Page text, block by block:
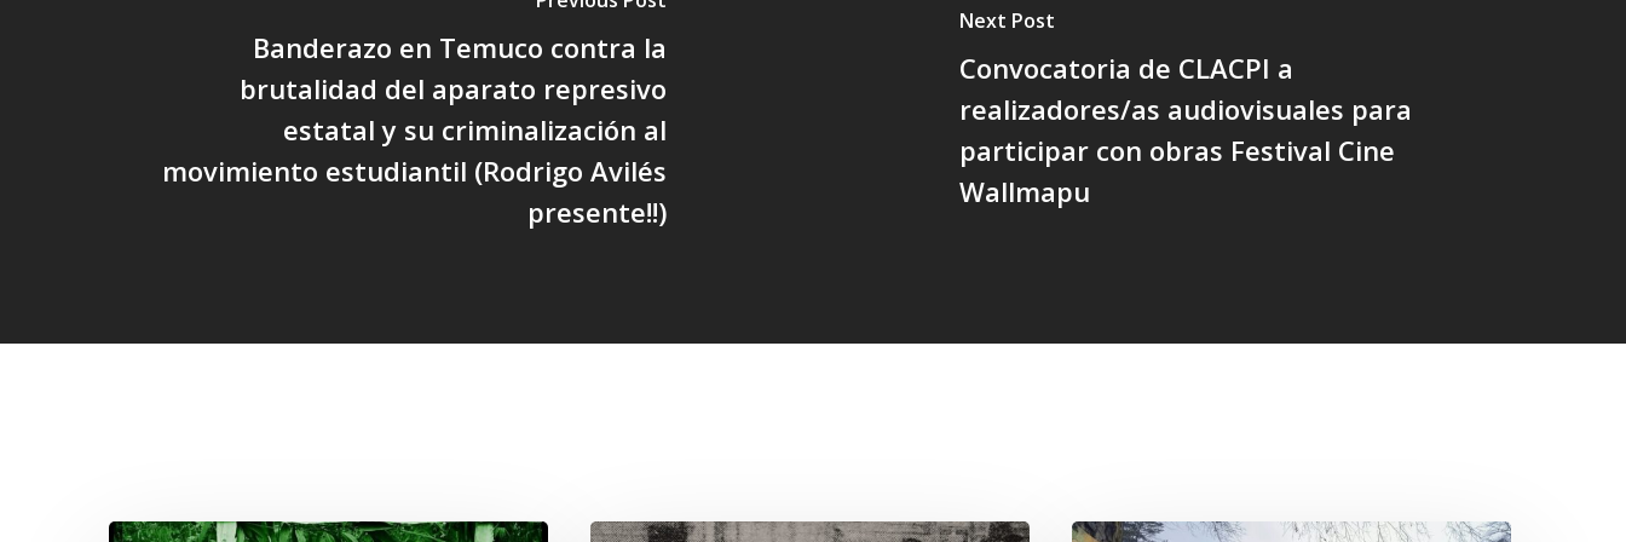
Banderazo en Temuco contra la
brutalidad del aparato represivo
estatal y su criminalización al
movimiento estudiantil (Rodrigo Avilés
presente!!)
Next Post
Convocatoria de CLACPI a
realizadores/as audiovisuales para
participar con obras Festival Cine
Wallmapu